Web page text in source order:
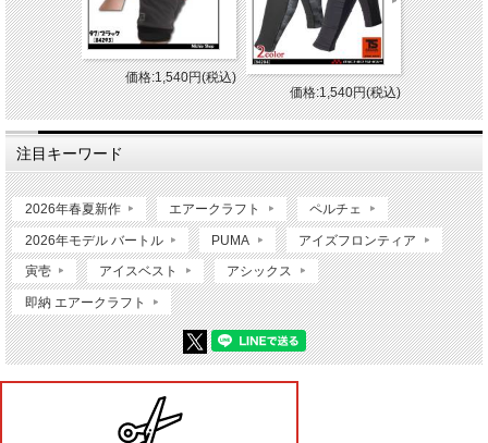
価格:1,540円(税込)
価格:1,540円(税込)
注目キーワード
2026年春夏新作 エアークラフト ペルチェ
2026年モデル バートル PUMA アイズフロンティア
寅壱 アイスベスト アシックス
即納 エアークラフト